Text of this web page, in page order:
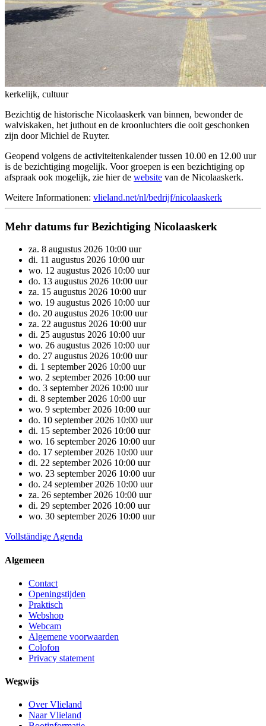
kerkelijk, cultuur
Bezichtig de historische Nicolaaskerk van binnen, bewonder de
walviskaken, het juthout en de kroonluchters die ooit geschonken
zijn door Michiel de Ruyter.
Geopend volgens de activiteitenkalender tussen 10.00 en 12.00 uur
is de bezichtiging mogelijk. Voor groepen is een bezichtiging op
afspraak ook mogelijk, zie hier de website van de Nicolaaskerk.
Weitere Informationen: vlieland.net/nl/bedrijf/nicolaaskerk
Mehr datums fur Bezichtiging Nicolaaskerk
za. 8 augustus 2026 10:00 uur
di. 11 augustus 2026 10:00 uur
wo. 12 augustus 2026 10:00 uur
do. 13 augustus 2026 10:00 uur
za. 15 augustus 2026 10:00 uur
wo. 19 augustus 2026 10:00 uur
do. 20 augustus 2026 10:00 uur
za. 22 augustus 2026 10:00 uur
di. 25 augustus 2026 10:00 uur
wo. 26 augustus 2026 10:00 uur
do. 27 augustus 2026 10:00 uur
di. 1 september 2026 10:00 uur
wo. 2 september 2026 10:00 uur
do. 3 september 2026 10:00 uur
di. 8 september 2026 10:00 uur
wo. 9 september 2026 10:00 uur
do. 10 september 2026 10:00 uur
di. 15 september 2026 10:00 uur
wo. 16 september 2026 10:00 uur
do. 17 september 2026 10:00 uur
di. 22 september 2026 10:00 uur
wo. 23 september 2026 10:00 uur
do. 24 september 2026 10:00 uur
za. 26 september 2026 10:00 uur
di. 29 september 2026 10:00 uur
wo. 30 september 2026 10:00 uur
Vollständige Agenda
Algemeen
Contact
Openingstijden
Praktisch
Webshop
Webcam
Algemene voorwaarden
Colofon
Privacy statement
Wegwijs
Over Vlieland
Naar Vlieland